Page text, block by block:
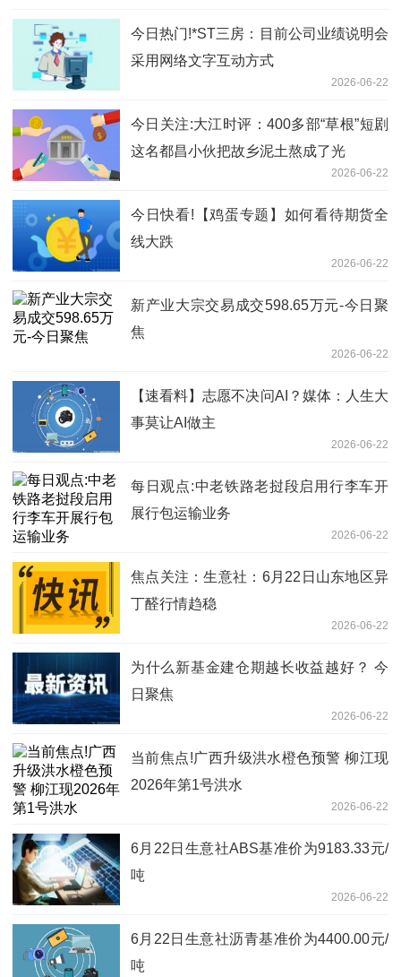
今日热门!*ST三房：目前公司业绩说明会
采用网络文字互动方式
2026-06-22
今日关注:大江时评：400多部“草根”短剧
这名都昌小伙把故乡泥土熬成了光
2026-06-22
今日快看!【鸡蛋专题】如何看待期货全
线大跌
2026-06-22
新产业大宗交易成交598.65万元-今日聚
焦
2026-06-22
【速看料】志愿不决问AI？媒体：人生大
事莫让AI做主
2026-06-22
每日观点:中老铁路老挝段启用行李车开
展行包运输业务
2026-06-22
焦点关注：生意社：6月22日山东地区异
丁醛行情趋稳
2026-06-22
为什么新基金建仓期越长收益越好？ 今
日聚焦
2026-06-22
当前焦点!广西升级洪水橙色预警 柳江现
2026年第1号洪水
2026-06-22
6月22日生意社ABS基准价为9183.33元/
吨
2026-06-22
6月22日生意社沥青基准价为4400.00元/
吨